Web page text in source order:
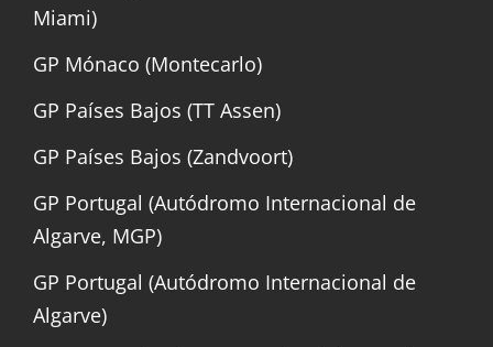
Miami)
GP Mónaco (Montecarlo)
GP Países Bajos (TT Assen)
GP Países Bajos (Zandvoort)
GP Portugal (Autódromo Internacional de
Algarve, MGP)
GP Portugal (Autódromo Internacional de
Algarve)